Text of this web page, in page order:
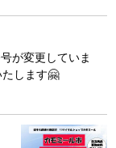
が変更していま
します🤗